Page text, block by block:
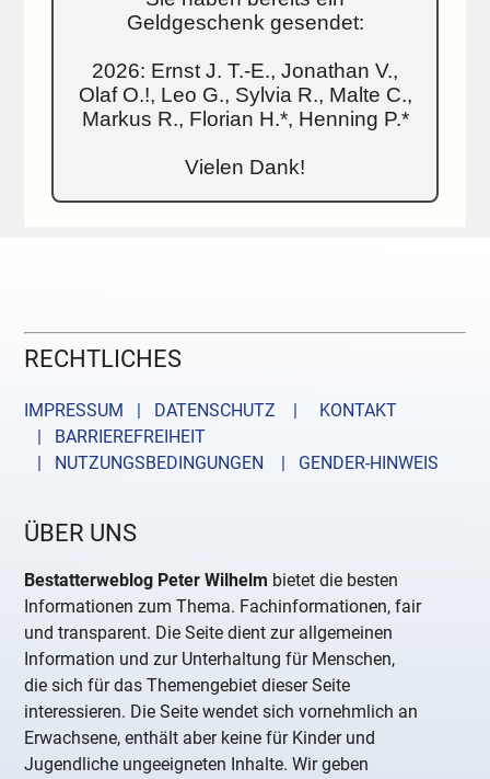
Geldgeschenk gesendet:
2026: Ernst J. T.-E., Jonathan V.,
Olaf O.!, Leo G., Sylvia R., Malte C.,
Markus R., Florian H.*, Henning P.*
Vielen Dank!
RECHTLICHES
IMPRESSUM | DATENSCHUTZ |
KONTAKT
| BARRIEREFREIHEIT
| NUTZUNGSBEDINGUNGEN
| GENDER-HINWEIS
ÜBER UNS
Bestatterweblog Peter Wilhelm bietet die besten
Informationen zum Thema. Fachinformationen, fair
und transparent. Die Seite dient zur allgemeinen
Information und zur Unterhaltung für Menschen,
die sich für das Themengebiet dieser Seite
interessieren. Die Seite wendet sich vornehmlich an
Erwachsene, enthält aber keine für Kinder und
Jugendliche ungeeigneten Inhalte. Wir geben